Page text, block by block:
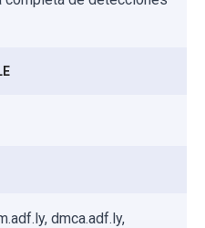
dmca.adf.ly,